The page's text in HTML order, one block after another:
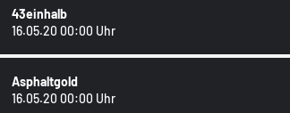
43einhalb
16.05.20 00:00 Uhr
Asphaltgold
16.05.20 00:00 Uhr